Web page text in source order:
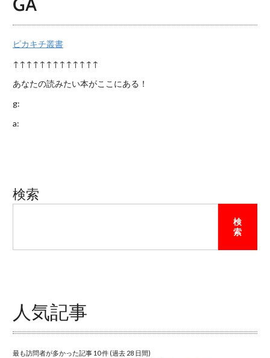
ピカキチ叢書
↑↑↑↑↑↑↑↑↑↑↑↑↑
あなたの読みたい本がここにある！
g:
a:
検索
検
索
人気記事
最も訪問者が多かった記事 10 件 (過去 28 日間)